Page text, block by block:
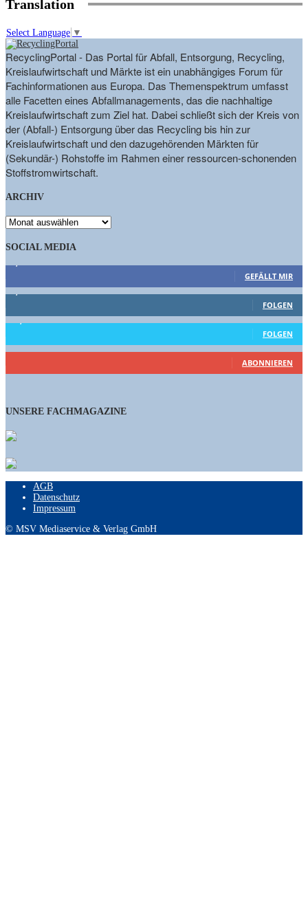
Translation
Select Language ▼
RecyclingPortal - Das Portal für Abfall, Entsorgung, Recycling,
Kreislaufwirtschaft und Märkte ist ein unabhängiges Forum für
Fachinformationen aus Europa. Das Themenspektrum umfasst
alle Facetten eines Abfallmanagements, das die nachhaltige
Kreislaufwirtschaft zum Ziel hat. Dabei schließt sich der Kreis von
der (Abfall-) Entsorgung über das Recycling bis hin zur
Kreislaufwirtschaft und den dazugehörenden Märkten für
(Sekundär-) Rohstoffe im Rahmen einer ressourcen-schonenden
Stoffstromwirtschaft.
ARCHIV
ARCHIV
SOCIAL MEDIA
GEFÄLLT MIR
FOLGEN
FOLGEN
ABONNIEREN
UNSERE FACHMAGAZINE
AGB
Datenschutz
Impressum
© MSV Mediaservice & Verlag GmbH